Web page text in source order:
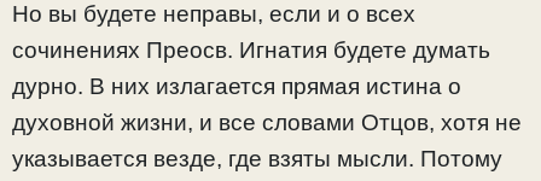
Но вы будете неправы, если и о всех
сочинениях Преосв. Игнатия будете думать
дурно. В них излагается прямая истина о
духовной жизни, и все словами Отцов, хотя не
указывается везде, где взяты мысли. Потому